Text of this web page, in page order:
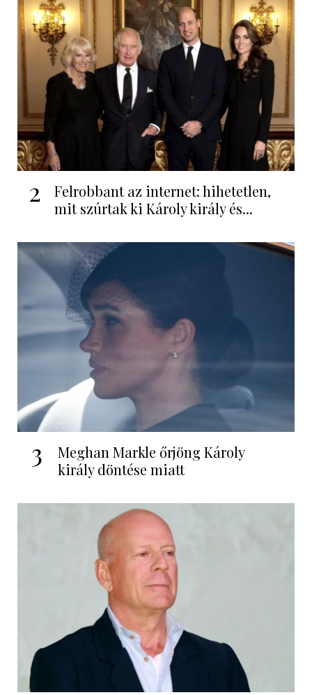
2
Felrobbant az internet: hihetetlen,
mit szúrtak ki Károly király és...
3
Meghan Markle őrjöng Károly
király döntése miatt